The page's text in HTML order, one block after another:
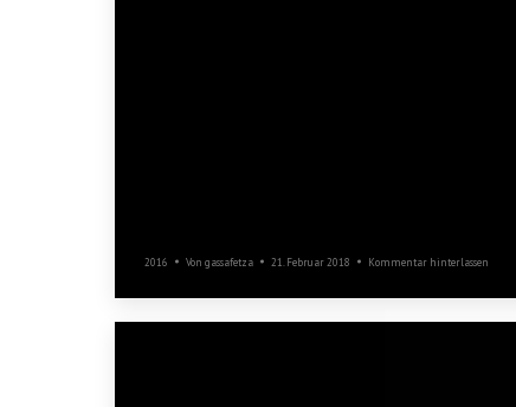
2016 Von gassafetza 21. Februar 2018 Kommentar hinterlassen